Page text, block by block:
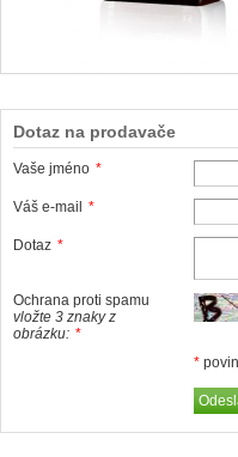
Dotaz na prodavače
Vaše jméno *
Váš e-mail *
Dotaz *
Ochrana proti spamu
vložte 3 znaky z
obrázku: *
*